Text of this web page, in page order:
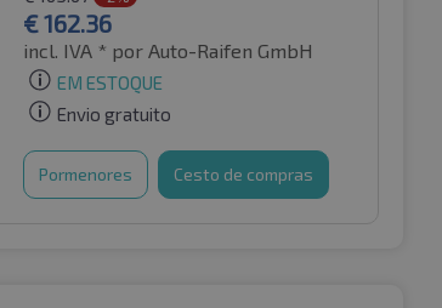
€162.36
incl. IVA * por Auto-Raifen GmbH
EM ESTOQUE
Envio gratuito
Pormenores Cesto de compras